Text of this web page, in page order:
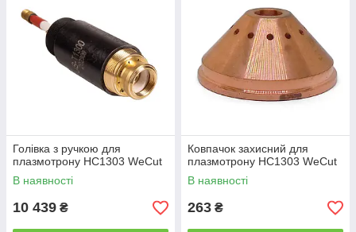
Голівка з ручкою для
плазмотрону HC1303 WeCut
В наявності
10 439 ₴
Ковпачок захисний для
плазмотрону HC1303 WeCut
В наявності
263 ₴